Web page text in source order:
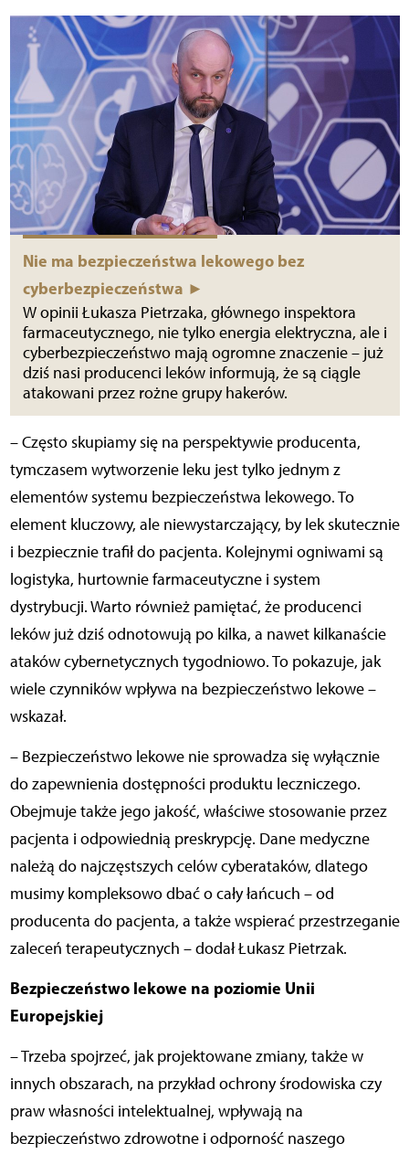
Nie ma bezpieczeństwa lekowego bez
cyberbezpieczeństwa ►
W opinii Łukasza Pietrzaka, głównego inspektora
farmaceutycznego, nie tylko energia elektryczna, ale i
cyberbezpieczeństwo mają ogromne znaczenie – już
dziś nasi producenci leków informują, że są ciągle
atakowani przez rożne grupy hakerów.
– Często skupiamy się na perspektywie producenta,
tymczasem wytworzenie leku jest tylko jednym z
elementów systemu bezpieczeństwa lekowego. To
element kluczowy, ale niewystarczający, by lek skutecznie
i bezpiecznie trafił do pacjenta. Kolejnymi ogniwami są
logistyka, hurtownie farmaceutyczne i system
dystrybucji. Warto również pamiętać, że producenci
leków już dziś odnotowują po kilka, a nawet kilkanaście
ataków cybernetycznych tygodniowo. To pokazuje, jak
wiele czynników wpływa na bezpieczeństwo lekowe –
wskazał.
– Bezpieczeństwo lekowe nie sprowadza się wyłącznie
do zapewnienia dostępności produktu leczniczego.
Obejmuje także jego jakość, właściwe stosowanie przez
pacjenta i odpowiednią preskrypcję. Dane medyczne
należą do najczęstszych celów cyberataków, dlatego
musimy kompleksowo dbać o cały łańcuch – od
producenta do pacjenta, a także wspierać przestrzeganie
zaleceń terapeutycznych – dodał Łukasz Pietrzak.
Bezpieczeństwo lekowe na poziomie Unii
Europejskiej
– Trzeba spojrzeć, jak projektowane zmiany, także w
innych obszarach, na przykład ochrony środowiska czy
praw własności intelektualnej, wpływają na
bezpieczeństwo zdrowotne i odporność naszego